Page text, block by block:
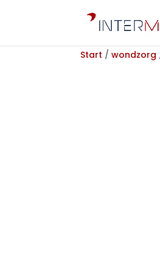
Start / wondzorg